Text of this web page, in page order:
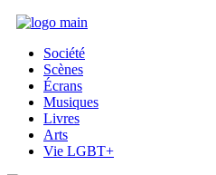
Société
Scènes
Écrans
Musiques
Livres
Arts
Vie LGBT+